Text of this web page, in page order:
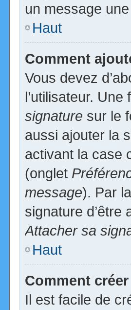
un message
Haut
Comment
Vous devez
l’utilisateur.
signature sur le
aussi ajouter la
activant la case
(onglet
message). Par
signature d’être
Attacher sa
Haut
Comment
Il est facile de